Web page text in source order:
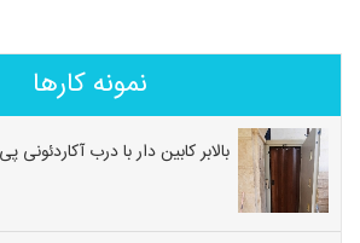
نمونه کارها
بالابر کابین دار با درب